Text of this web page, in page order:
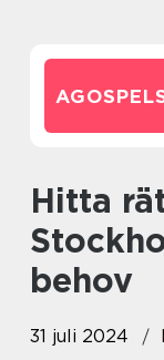
Hitta rätt elektriker i
behov
31 juli 2024